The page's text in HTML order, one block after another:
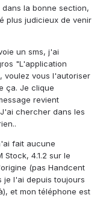
la bonne section,
plus judicieux de venir
un sms, j'ai
"L'application
voulez vous l'autoriser
ça. Je clique
revient
chercher dans les
fait aucune
4.1.2 sur le
(pas Handcent
je l'ai depuis toujours
et mon téléphone est